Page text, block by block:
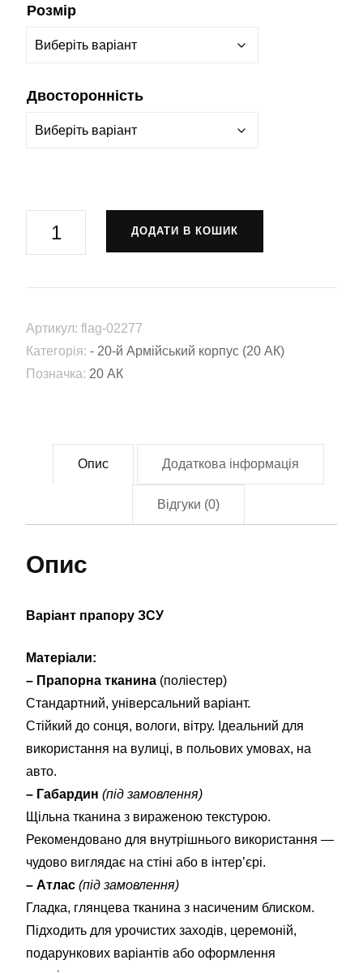
Розмір
Двосторонність
штандарт
й
корпус
(20
АК)
кількість
ДОДАТИ В КОШИК
Артикул: flag-02277
Категорія: - 20-й Армійський корпус (20 АК)
Позначка: 20 АК
Опис Додаткова інформація
Відгуки (0)
Опис
Варіант прапору ЗСУ
Матеріали:
– Прапорна тканина (поліестер)
Стандартний, універсальний варіант.
Стійкий до сонця, вологи, вітру. Ідеальний для
використання на вулиці, в польових умовах, на
авто.
– Габардин (під замовлення)
Щільна тканина з вираженою текстурою.
Рекомендовано для внутрішнього використання —
чудово виглядає на стіні або в інтер’єрі.
– Атлас (під замовлення)
Гладка, глянцева тканина з насиченим блиском.
Підходить для урочистих заходів, церемоній,
подарункових варіантів або оформлення